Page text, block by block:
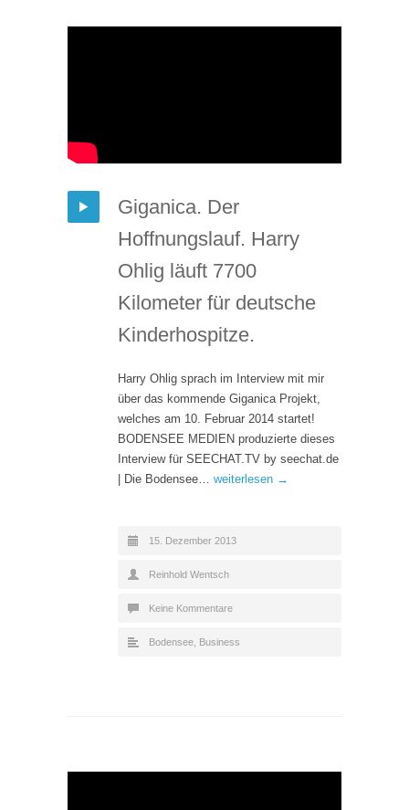
Giganica. Der
Hoffnungslauf. Harry
Ohlig läuft 7700
Kilometer für deutsche
Kinderhospitze.
Harry Ohlig sprach im Interview mit mir
über das kommende Giganica Projekt,
welches am 10. Februar 2014 startet!
BODENSEE MEDIEN produzierte dieses
Interview für SEECHAT.TV by seechat.de
| Die Bodensee… weiterlesen →
15. Dezember 2013
Reinhold Wentsch
Keine Kommentare
Bodensee Business